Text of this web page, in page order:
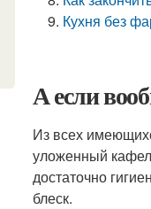
Кухня без
А если
Из всех
уложенный
достаточно
блеск.